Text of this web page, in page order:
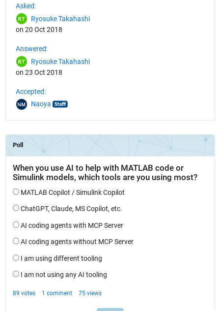
Asked:
Ryosuke Takahashi
on 20 Oct 2018
Answered:
Ryosuke Takahashi
on 23 Oct 2018
Accepted:
Naoya